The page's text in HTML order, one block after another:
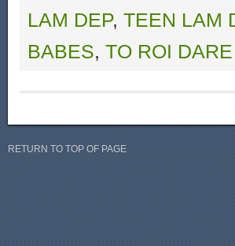
LAM DEP, TEEN LAM
BABES, TO ROI
RETURN TO TOP OF PAGE